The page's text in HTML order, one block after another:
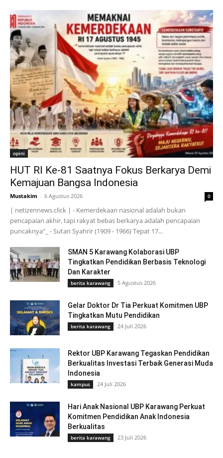
opini
HUT RI Ke-81 Saatnya Fokus Berkarya Demi
Kemajuan Bangsa Indonesia
Mustakim - 6 Agustus 2026 0
| netizennews.click | - Kemerdekaan nasional adalah bukan
pencapaian akhir, tapi rakyat bebas berkarya adalah pencapaian
puncaknya"_ - Sutan Syahrir (1909 - 1966) Tepat 17...
SMAN 5 Karawang Kolaborasi UBP
Tingkatkan Pendidikan Berbasis Teknologi
Dan Karakter
berita karawang 5 Agustus 2026
Gelar Doktor Dr Tia Perkuat Komitmen UBP
Tingkatkan Mutu Pendidikan
berita karawang 24 Juli 2026
Rektor UBP Karawang Tegaskan Pendidikan
Berkualitas Investasi Terbaik Generasi Muda
Indonesia
kampus 24 Juli 2026
Hari Anak Nasional UBP Karawang Perkuat
Komitmen Pendidikan Anak Indonesia
Berkualitas
berita karawang 23 Juli 2026